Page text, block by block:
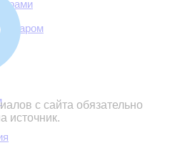
с шаром
с сайта обязательно
источник.